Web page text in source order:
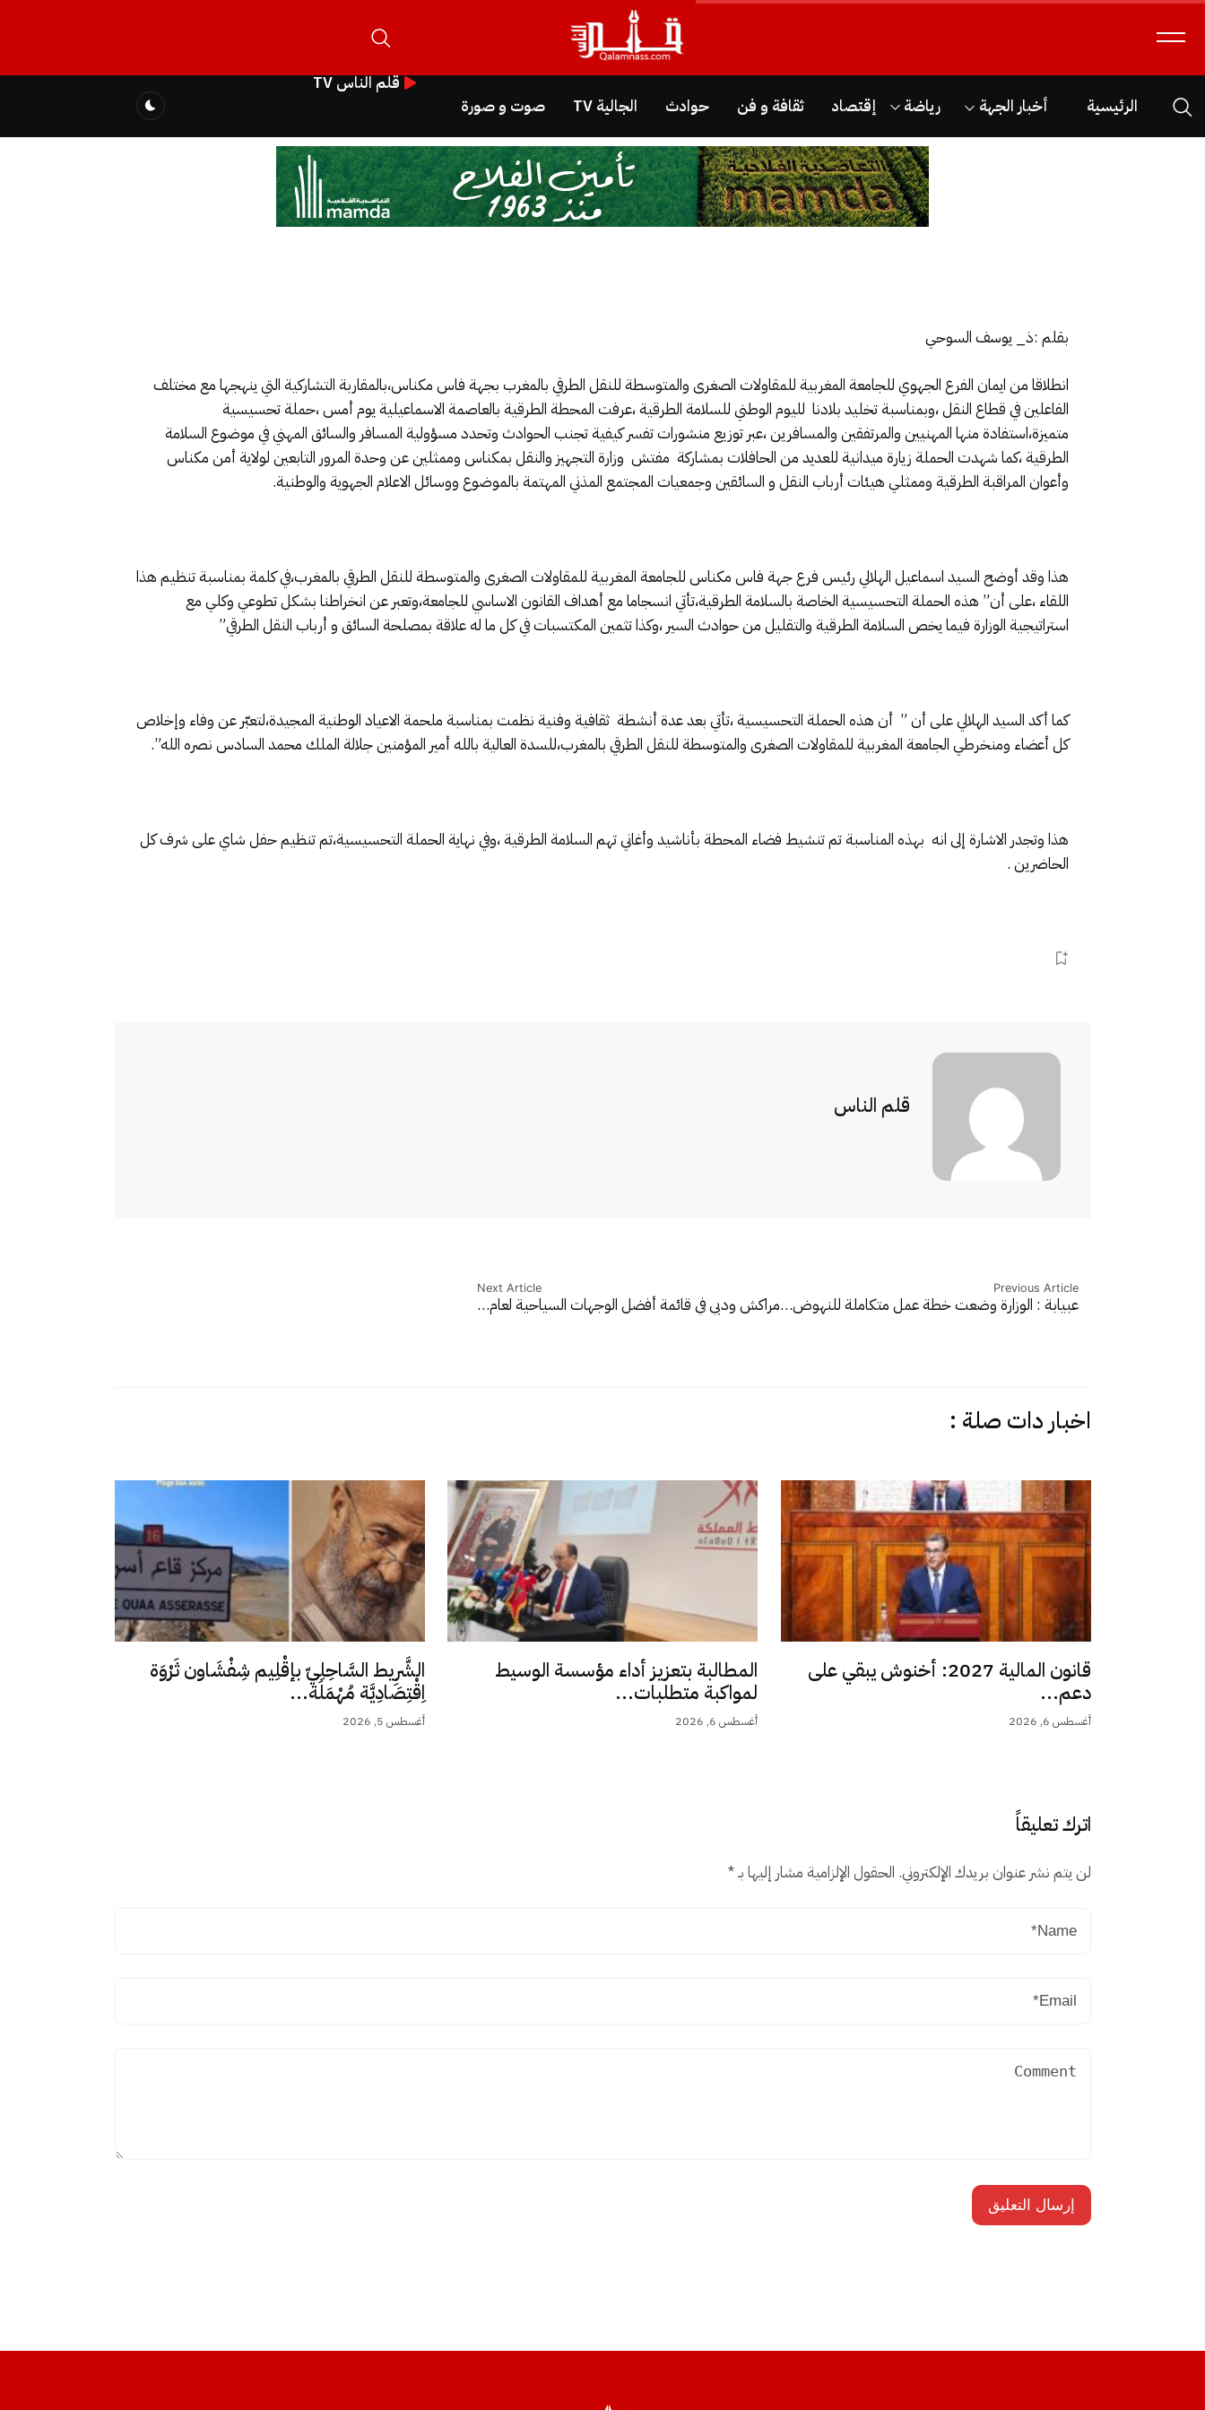
الرئيسية أخبار الجهة رياضة إقتصاد ثقافة و فن حوادث الجالية TV صوت و صورة
قلم الناس TV
بقلم :ذ_ يوسف السوحي
انطلاقا من ايمان الفرع الجهوي للجامعة المغربية للمقاولات الصغرى والمتوسطة للنقل الطرقي بالمغرب بجهة فاس مكناس،بالمقاربة التشاركية التي ينهجها مع مختلف
الفاعلين في قطاع النقل ،وبمناسبة تخليد بلادنا لليوم الوطني للسلامة الطرقية ،عرفت المحطة الطرقية بالعاصمة الاسماعيلية يوم أمس ،حملة تحسيسية
متميزة،استفادة منها المهنيين والمرتفقين والمسافرين ،عبر توزيع منشورات تفسر كيفية تجنب الحوادث وتحدد مسؤولية المسافر والسائق المهني في موضوع السلامة
الطرقية ،كما شهدت الحملة زيارة ميدانية للعديد من الحافلات بمشاركة مفتش وزارة التجهيز والنقل بمكناس وممثلين عن وحدة المرور التابعين لولاية أمن مكناس
وأعوان المراقبة الطرقية وممثلي هيئات أرباب النقل و السائقين وجمعيات المجتمع المذني المهتمة بالموضوع ووسائل الاعلام الجهوية والوطنية.
هذا وقد أوضح السيد اسماعيل الهلالي رئيس فرع جهة فاس مكناس للجامعة المغربية للمقاولات الصغرى والمتوسطة للنقل الطرقي بالمغرب،في كلمة بمناسبة تنظيم هذا
اللقاء ،على أن” هذه الحملة التحسيسية الخاصة بالسلامة الطرقية،تأتي انسجاما مع أهداف القانون الاساسي للجامعة،وتعبر عن انخراطنا بشكل تطوعي وكلي مع
استراتيجية الوزارة فيما يخص السلامة الطرقية والتقليل من حوادث السير ،وكذا تثمين المكتسبات في كل ما له علاقة بمصلحة السائق و أرباب النقل الطرقي”
كما أكد السيد الهلالي على أن ” أن هذه الحملة التحسيسية ،تأتي بعد عدة أنشطة ثقافية وفنية نظمت بمناسبة ملحمة الاعياد الوطنية المجيدة،لتعبّر عن وفاء وإخلاص
كل أعضاء ومنخرطي الجامعة المغربية للمقاولات الصغرى والمتوسطة للنقل الطرقي بالمغرب،للسدة العالية بالله أمير المؤمنين جلالة الملك محمد السادس نصره الله”.
هذا وتجدر الاشارة إلى انه بهذه المناسبة تم تنشيط فضاء المحطة بأناشيد وأغاني تهم السلامة الطرقية ،وفي نهاية الحملة التحسيسية،تم تنظيم حفل شاي على شرف كل
الحاضرين .
قلم الناس
Previous Article
عبيابة : الوزارة وضعت خطة عمل متكاملة للنهوض…
Next Article
مراكش ودبي في قائمة أفضل الوجهات السياحية لعام…
اخبار دات صلة :
قانون المالية 2027: أخنوش يبقي على
دعم...
أغسطس 6, 2026
المطالبة بتعزيز أداء مؤسسة الوسيط
لمواكبة متطلبات...
أغسطس 6, 2026
الشَّرِيط السَّاحِلِيّ بإقْلِيم شِفْشَاون ثَرْوَة
اِقْتِصَادِيَّة مُهْمَلَة...
أغسطس 5, 2026
اترك تعليقاً
لن يتم نشر عنوان بريدك الإلكتروني. الحقول الإلزامية مشار إليها بـ*